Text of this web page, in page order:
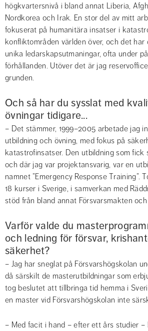
högkvartersnivå i bland annat Liberia,
Nordkorea och Irak. En stor del av mitt
fokuserat på humanitära insatser i
konfliktområden världen över, och det har
unika ledarskapsutmaningar, ofta under
förhållanden. Utöver det är jag
grunden.
Och så har du sysslat med
övningar tidigare...
– Det stämmer, 1999–2005 arbetade jag
utbildning och övning, med fokus på
katastrofinsatser. Den utbildning som fick
och där jag var projektansvarig, var en
namnet ”Emergency Response Training”.
18 kurser i Sverige, i samverkan med
stöd från bland annat Försvarsmakten och
Varför valde du
och ledning för försvar,
säkerhet?
– Jag har sneglat på Försvarshögskolan
då särskilt de masterutbildningar som
tog beslutet att tillbringa tid hemma i
en master vid Försvarshögskolan inte
– Med facit i hand – efter ett års studier